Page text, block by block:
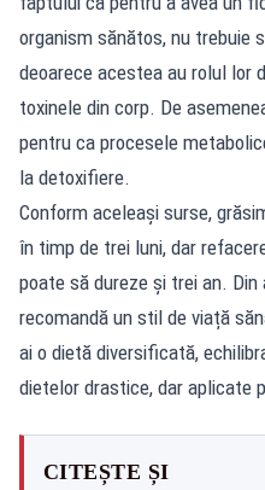
organism sănătos, nu trebuie
deoarece acestea au rolul lor
toxinele din corp. De
pentru ca procesele
la detoxifiere.
Conform aceleași surse,
în timp de trei luni, dar
poate să dureze și trei an.
recomandă un stil de viață
ai o dietă diversificată,
dietelor drastice, dar aplicate
CITEȘTE ȘI